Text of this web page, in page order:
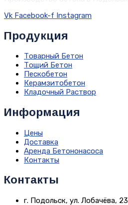
Vk Facebook-f Instagram
Продукция
Товарный Бетон
Тощий Бетон
Пескобетон
Керамзитобетон
Кладочный Раствор
Информация
Цены
Доставка
Аренда Бетононасоса
Контакты
Контакты
г. Подольск, ул. Лобачёва, 23